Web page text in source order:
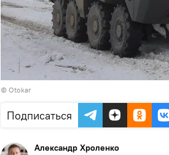
© Otokar
Подписаться
Александр Хроленко